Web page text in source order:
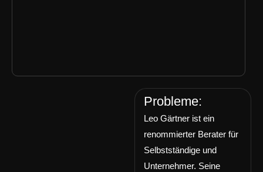
Probleme:
Leo Gärtner ist ein
renommierter Berater für
Selbstständige und
Unternehmer. Seine